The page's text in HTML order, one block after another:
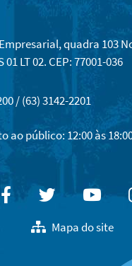
quadra 103
LT 02. CEP: 77001-036
/ (63) 3142-2201
ao público: 12:00 às
FacebookTwitter
Mapa do site